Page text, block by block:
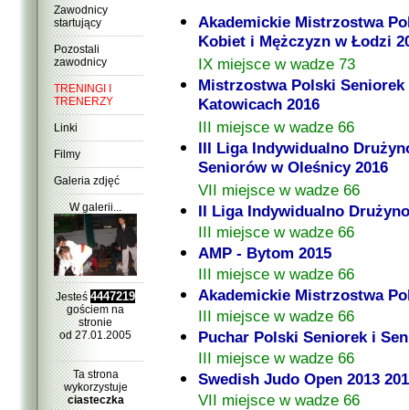
Zawodnicy
startujący
Pozostali
zawodnicy
TRENINGI I
TRENERZY
Linki
Filmy
Galeria zdjęć
W galerii...
Jesteś4447219
gościem na
stronie
od 27.01.2005
Ta strona
wykorzystuje
ciasteczka
Akademickie Mistrzostwa
Kobiet i Mężczyzn w Łodzi
IX miejsce w wadze 73
Mistrzostwa Polski
Katowicach 2016
III miejsce w wadze 66
III Liga Indywidualno
Seniorów w Oleśnicy 2016
VII miejsce w wadze 66
II Liga Indywidualno
III miejsce w wadze 66
AMP - Bytom 2015
III miejsce w wadze 66
Akademickie Mistrzostwa
III miejsce w wadze 66
Puchar Polski Seniorek i
III miejsce w wadze 66
Swedish Judo Open 2013
VII miejsce w wadze 66